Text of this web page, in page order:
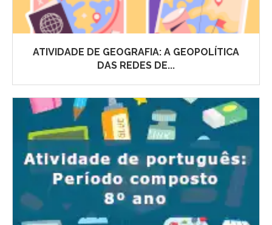
ATIVIDADE DE GEOGRAFIA: A GEOPOLÍTICA
DAS REDES DE...